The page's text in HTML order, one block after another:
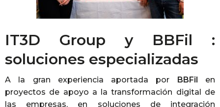
IT3D Group y BBFil :
soluciones especializadas
A la gran experiencia aportada por BBFil
en
proyectos de apoyo a la transformación digital de
las empresas, en soluciones de integración